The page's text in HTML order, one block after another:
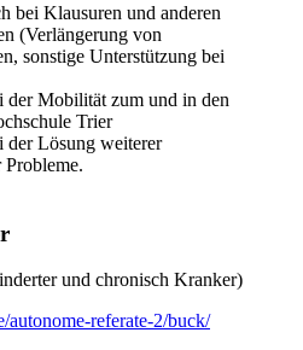
bei Klausuren und anderen
(Verlängerung von
sonstige Unterstützung bei
der Mobilität zum und in den
Trier
der Lösung weiterer
Probleme.
und chronisch Kranker)
autonome-referate-2/buck/